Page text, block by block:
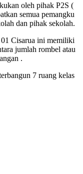
oleh pihak P2S (
semua pemangku
dan pihak sekolah.
Cisarua ini memiliki
jumlah rombel atau
.
7 ruang kelas